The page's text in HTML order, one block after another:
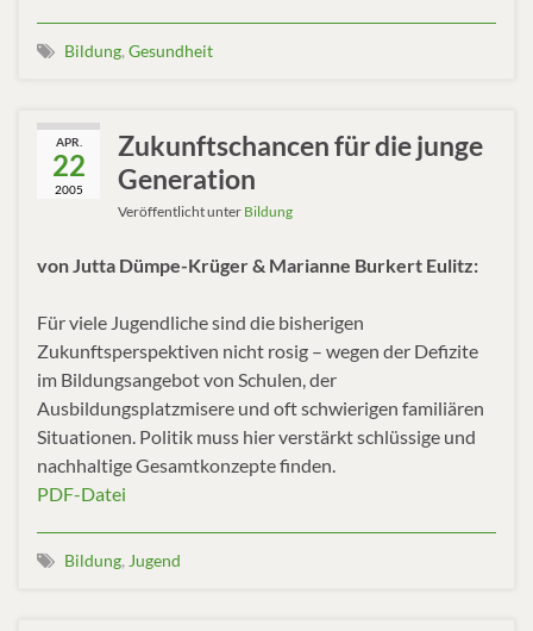
Bildung, Gesundheit
APR.
22
2005
Zukunftschancen für die junge
Generation
Veröffentlicht unter Bildung
von Jutta Dümpe-Krüger & Marianne Burkert Eulitz:
Für viele Jugendliche sind die bisherigen
Zukunftsperspektiven nicht rosig – wegen der Defizite
im Bildungsangebot von Schulen, der
Ausbildungsplatzmisere und oft schwierigen familiären
Situationen. Politik muss hier verstärkt schlüssige und
nachhaltige Gesamtkonzepte finden.
PDF-Datei
Bildung, Jugend